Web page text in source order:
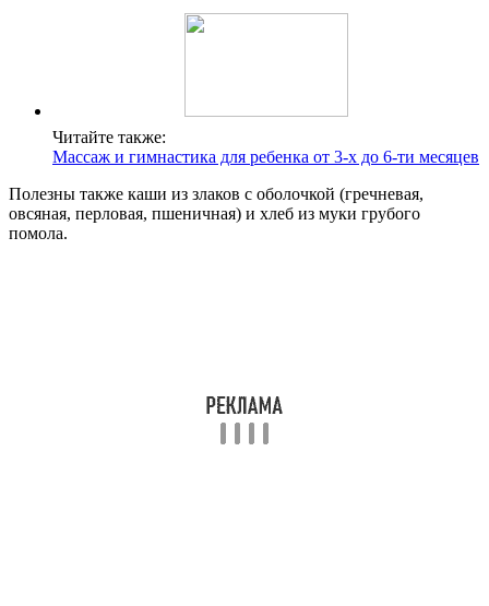
Читайте также:
Массаж и гимнастика для ребенка от 3-х до 6-ти месяцев
Полезны также каши из злаков с оболочкой (гречневая,
овсяная, перловая, пшеничная) и хлеб из муки грубого
помола.